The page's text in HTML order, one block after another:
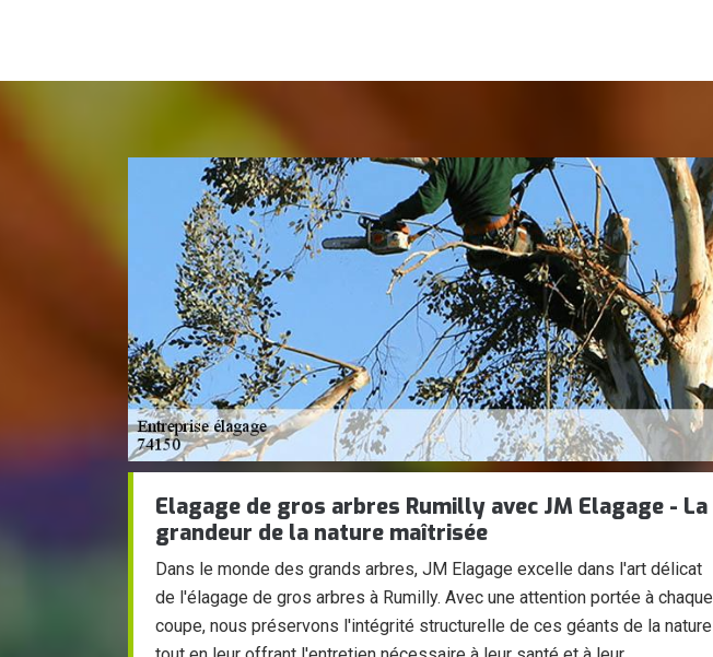
Elagage de gros arbres Rumilly avec JM Elagage - La
grandeur de la nature maîtrisée
Dans le monde des grands arbres, JM Elagage excelle dans l'art délicat
de l'élagage de gros arbres à Rumilly. Avec une attention portée à chaque
coupe, nous préservons l'intégrité structurelle de ces géants de la nature